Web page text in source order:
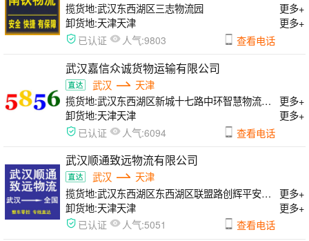
揽货地:武汉东西湖区三志物流园
更多+
卸货地:天津天津 更多+
已认证 人气:9803 查看电话
武汉嘉信众诚货物运输有限公司
武汉
天津
揽货地:武汉东西湖区新城十七路中环智慧物流园大库16号
更多+
卸货地:天津天津 更多+
已认证 人气:6094 查看电话
武汉顺通致远物流有限公司
武汉
天津
揽货地:武汉东西湖区东西湖区联盟路创辉平安物流园3楼整层
更多+
卸货地:天津天津 更多+
已认证 人气:5051 查看电话